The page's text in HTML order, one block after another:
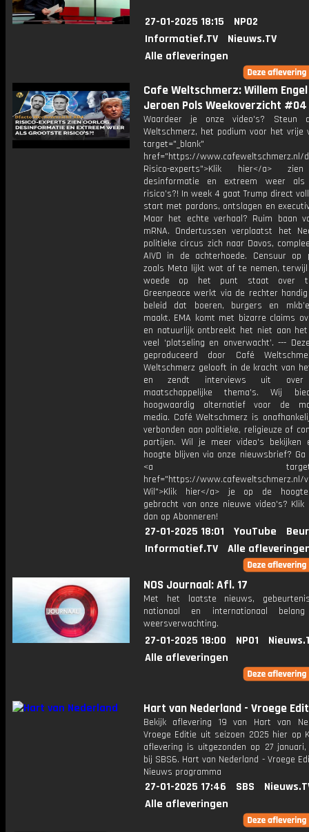
27-01-2025 18:15
NPO2
Informatief.TV
Nieuws.TV
Alle afleveringen
Cafe Weltschmerz: Willem
Jeroen Pols Weekoverzicht #04
Waardeer je onze video's? Steun
Weltschmerz, het podium voor het vrije
target="_blank"
href="https://www.cafeweltschmerz.nl/
Risico-experts">Klik hier</a>
desinformatie en extreem weer als
risico’s?! In week 4 gaat Trump direct
start met pardons, ontslagen en
Maar het echte verhaal? Ruim baan
mRNA. Ondertussen verplaatst het
politieke circus zich naar Davos,
AIVD in de achterhoede. Censuur op
zoals Meta lijkt wat af te nemen,
woede op het punt staat over
Greenpeace werkt via de rechter
beleid dat boeren, burgers en
maakt. EMA komt met bizarre claims
en natuurlijk ontbreekt het niet aan het
veel ‘plotseling en onverwacht’. ---
geproduceerd door Café
Weltschmerz gelooft in de kracht van
en zendt interviews uit over
maatschappelijke thema's. Wij
hoogwaardig alternatief voor de
media. Café Weltschmerz is
verbonden aan politieke, religieuze of
partijen. Wil je meer video's bekijken
hoogte blijven via onze nieuwsbrief? Ga
<a
href="https://www.cafeweltschmerz.nl/
Wil">Klik hier</a> je op de
gebracht van onze nieuwe video's? Klik
dan op Abonneren!
27-01-2025 18:01 YouTube
Informatief.TV
Alle
NOS Journaal: Afl. 17
Met het laatste nieuws,
nationaal en internationaal
weersverwachting.
27-01-2025 18:00 NPO1
Alle afleveringen
Hart van Nederland - Vroege
Bekijk aflevering 19 van Hart van
Vroege Editie uit seizoen 2025 hier op
aflevering is uitgezonden op 27 januari,
bij SBS6. Hart van Nederland - Vroege
Nieuws programma
27-01-2025 17:46 SBS
Alle afleveringen